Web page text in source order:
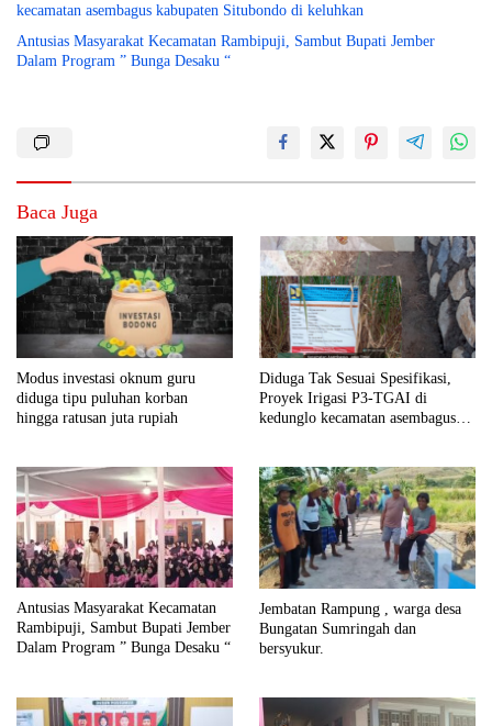
kecamatan asembagus kabupaten Situbondo di keluhkan
Antusias Masyarakat Kecamatan Rambipuji, Sambut Bupati Jember
Dalam Program ” Bunga Desaku “
Baca Juga
Modus investasi oknum guru
diduga tipu puluhan korban
hingga ratusan juta rupiah
Diduga Tak Sesuai Spesifikasi,
Proyek Irigasi P3-TGAI di
kedunglo kecamatan asembagus
Antusias Masyarakat Kecamatan
Rambipuji, Sambut Bupati Jember
Dalam Program ” Bunga Desaku “
Jembatan Rampung , warga desa
Bungatan Sumringah dan
bersyukur.